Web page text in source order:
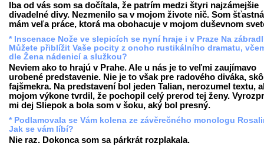
Iba od vás som sa dočítala, že patrím medzi štyri najzámejšie
divadelné divy. Nezmenilo sa v mojom živote nič. Som
mám veľa práce, ktorá ma obohacuje v mojom duševnom
* Inscenace Nože ve slepicích se nyní hraje i v Praze Na
Můžete přiblížit Vaše pocity z onoho rustikálního dramatu,
dle Žena nádenicí a služkou?
Neviem ako to hrajú v Prahe. Ale u nás je to veľmi zaujímavo
urobené predstavenie. Nie je to však pre radového diváka,
fajšmekra. Na predstavení bol jeden Talian, nerozumel textu,
mojom výkone tvrdil, že pochopil celý prerod tej ženy.
mi dej Sliepok a bola som v šoku, aký bol presný.
* Podlamovala se Vám kolena ze závěrečného monologu
Jak se vám líbí?
Nie raz. Dokonca som sa párkrát rozplakala.